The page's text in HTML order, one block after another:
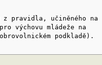
z pravidla, učiněného na
výchovu mládeže na
podkladě).